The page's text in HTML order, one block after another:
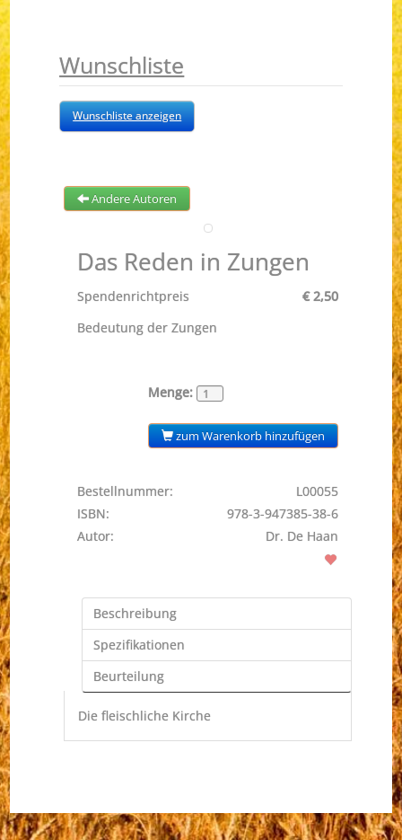
Wunschliste
Wunschliste anzeigen
Andere Autoren
Das Reden in Zungen
Spendenrichtpreis
€ 2,50
Bedeutung der Zungen
Menge:
zum Warenkorb hinzufügen
Bestellnummer:
L00055
ISBN:
978-3-947385-38-6
Autor:
Dr. De Haan
Beschreibung
Spezifikationen
Beurteilung
Die fleischliche Kirche